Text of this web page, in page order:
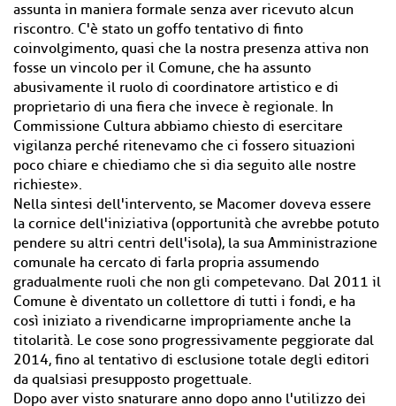
assunta in maniera formale senza aver ricevuto alcun
riscontro. C'è stato un goffo tentativo di finto
coinvolgimento, quasi che la nostra presenza attiva non
fosse un vincolo per il Comune, che ha assunto
abusivamente il ruolo di coordinatore artistico e di
proprietario di una fiera che invece è regionale. In
Commissione Cultura abbiamo chiesto di esercitare
vigilanza perché ritenevamo che ci fossero situazioni
poco chiare e chiediamo che si dia seguito alle nostre
richieste».
Nella sintesi dell'intervento, se Macomer doveva essere
la cornice dell'iniziativa (opportunità che avrebbe potuto
pendere su altri centri dell'isola), la sua Amministrazione
comunale ha cercato di farla propria assumendo
gradualmente ruoli che non gli competevano. Dal 2011 il
Comune è diventato un collettore di tutti i fondi, e ha
così iniziato a rivendicarne impropriamente anche la
titolarità. Le cose sono progressivamente peggiorate dal
2014, fino al tentativo di esclusione totale degli editori
da qualsiasi presupposto progettuale.
Dopo aver visto snaturare anno dopo anno l'utilizzo dei